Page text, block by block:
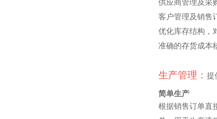
供应商管理及采
客户管理及销售
优化库存结构，
准确的存货成本
生产管理： 提
简单生产
根据销售订单直